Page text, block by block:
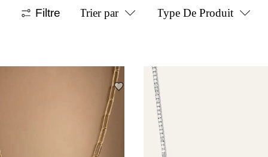
Filtre Trier par Type De Produit